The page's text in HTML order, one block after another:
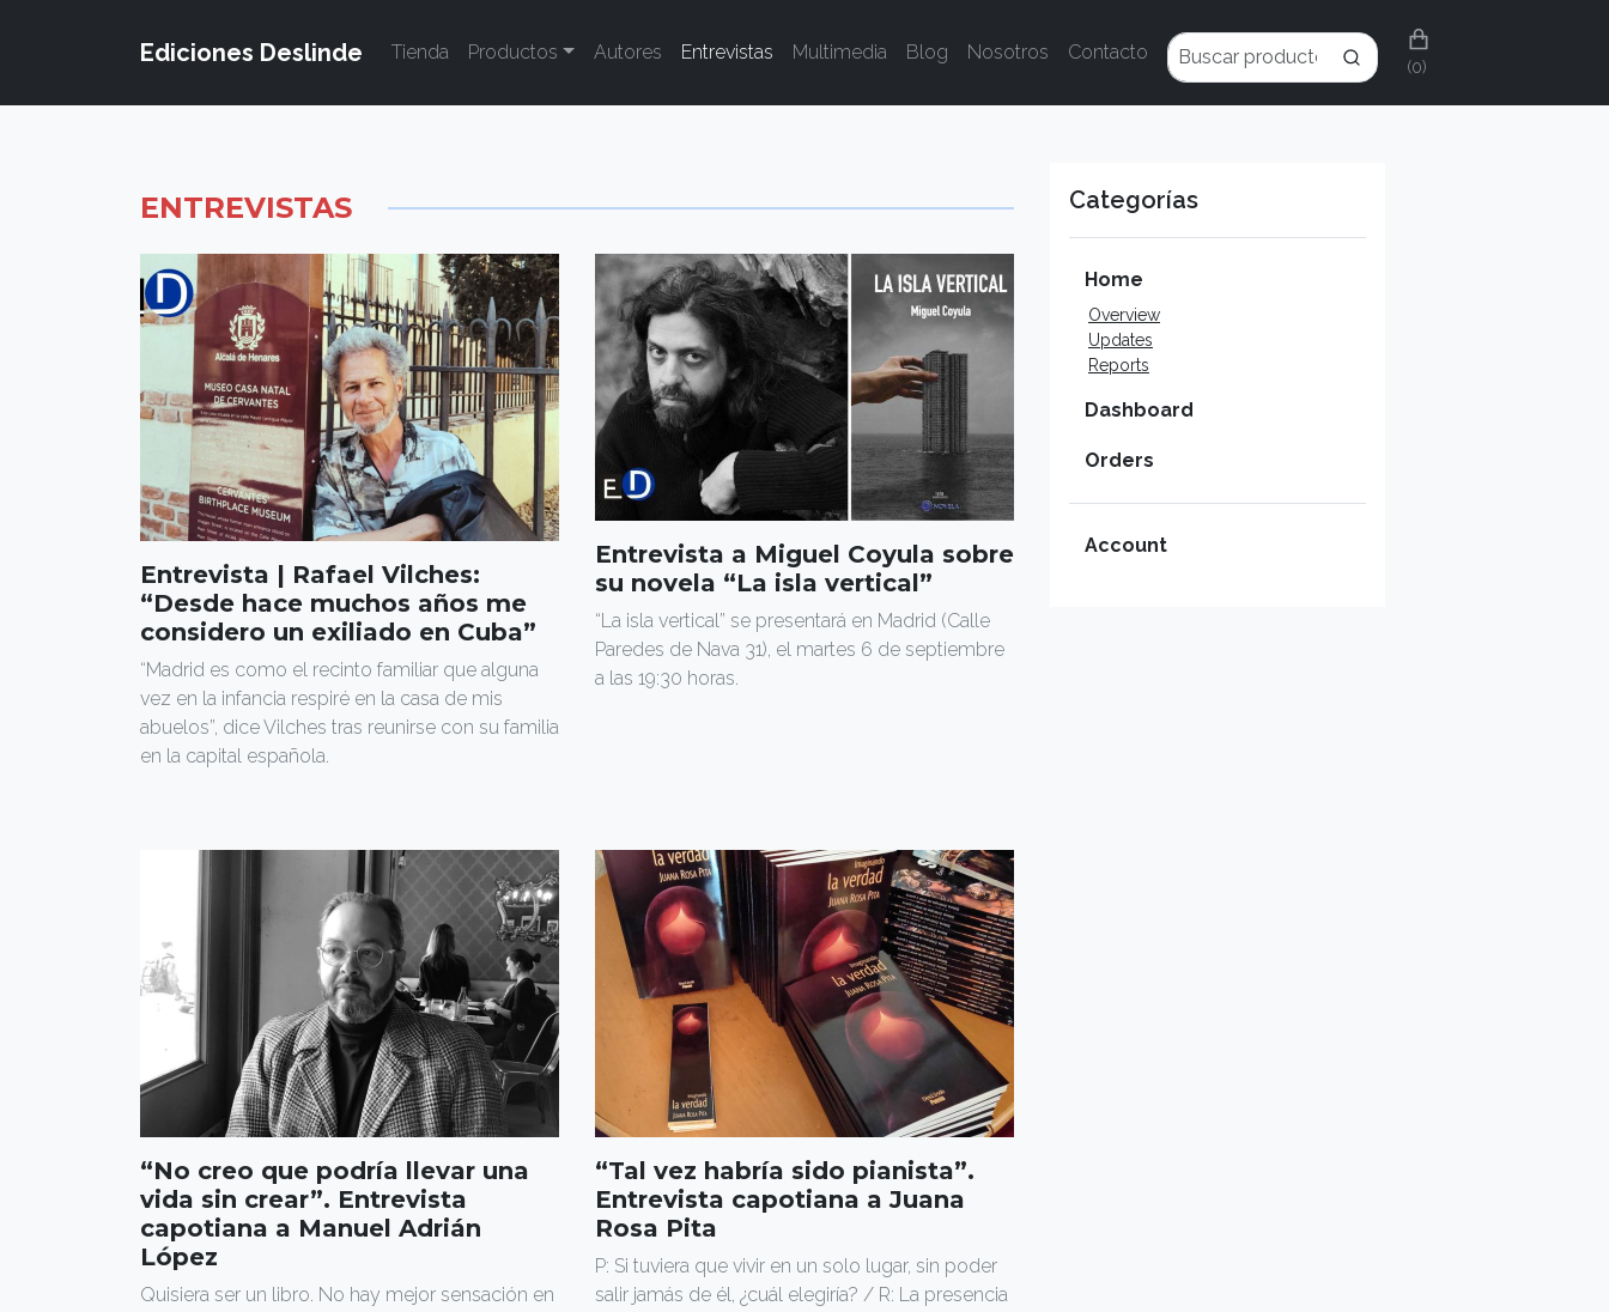
Ediciones Deslinde (0)
Tienda Productos Autores Entrevistas Multimedia Blog Nosotros Contacto
ENTREVISTAS
Entrevista | Rafael Vilches:
“Desde hace muchos años me
considero un exiliado en Cuba”
“Madrid es como el recinto familiar que alguna
vez en la infancia respiré en la casa de mis
abuelos”, dice Vilches tras reunirse con su familia
en la capital española.
Entrevista a Miguel Coyula sobre
su novela “La isla vertical”
“La isla vertical” se presentará en Madrid (Calle
Paredes de Nava 31), el martes 6 de septiembre
a las 19:30 horas.
“No creo que podría llevar una
vida sin crear”. Entrevista
capotiana a Manuel Adrián
López
Quisiera ser un libro. No hay mejor sensación en
“Tal vez habría sido pianista”.
Entrevista capotiana a Juana
Rosa Pita
P: Si tuviera que vivir en un solo lugar, sin poder
salir jamás de él, ¿cuál elegiría? / R: La presencia
Categorías
Home
Overview
Updates
Reports
Dashboard
Orders
Account